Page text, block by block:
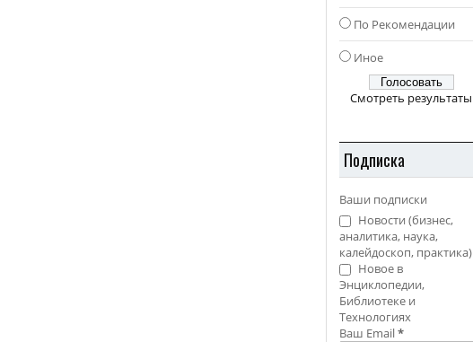
По Рекомендации
Иное
Смотреть результаты
Подписка
Ваши подписки
Новости (бизнес,
аналитика, наука,
калейдоскоп, практика)
Новое в
Энциклопедии,
Библиотеке и
Технологиях
Ваш Email*